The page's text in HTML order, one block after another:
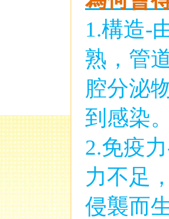
1.構造-
熟，管
腔分泌
到感染
2.免疫力
力不足
侵襲而